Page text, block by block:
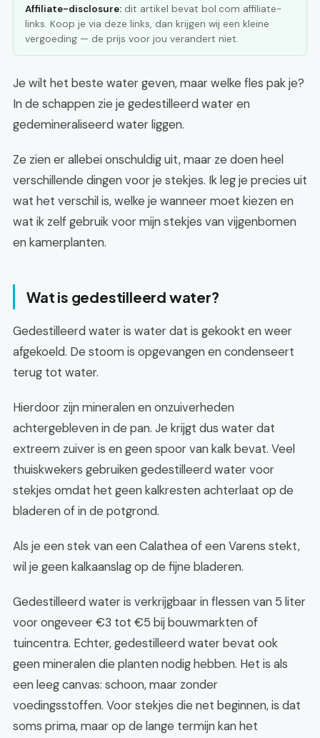
Affiliate-disclosure: dit artikel bevat bol.com affiliate-
links. Koop je via deze links, dan krijgen wij een kleine
vergoeding — de prijs voor jou verandert niet.
Je wilt het beste water geven, maar welke fles pak je?
In de schappen zie je gedestilleerd water en
gedemineraliseerd water liggen.
Ze zien er allebei onschuldig uit, maar ze doen heel
verschillende dingen voor je stekjes. Ik leg je precies uit
wat het verschil is, welke je wanneer moet kiezen en
wat ik zelf gebruik voor mijn stekjes van vijgenbomen
en kamerplanten.
Wat is gedestilleerd water?
Gedestilleerd water is water dat is gekookt en weer
afgekoeld. De stoom is opgevangen en condenseert
terug tot water.
Hierdoor zijn mineralen en onzuiverheden
achtergebleven in de pan. Je krijgt dus water dat
extreem zuiver is en geen spoor van kalk bevat. Veel
thuiskwekers gebruiken gedestilleerd water voor
stekjes omdat het geen kalkresten achterlaat op de
bladeren of in de potgrond.
Als je een stek van een Calathea of een Varens stekt,
wil je geen kalkaanslag op de fijne bladeren.
Gedestilleerd water is verkrijgbaar in flessen van 5 liter
voor ongeveer €3 tot €5 bij bouwmarkten of
tuincentra. Echter, gedestilleerd water bevat ook
geen mineralen die planten nodig hebben. Het is als
een leeg canvas: schoon, maar zonder
voedingsstoffen. Voor stekjes die net beginnen, is dat
soms prima, maar op de lange termijn kan het